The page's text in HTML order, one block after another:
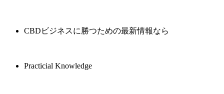
CBDビジネスに勝つための最新情報なら
Practicial Knowledge